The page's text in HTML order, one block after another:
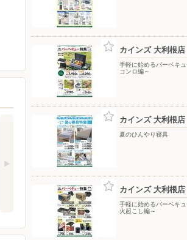
カインズ 大利根店
手軽に始めるバーベキュ
コンロ編～
カインズ 大利根店
夏のひんやり寝具
カインズ 大利根店
手軽に始めるバーベキュ
火起こし編～